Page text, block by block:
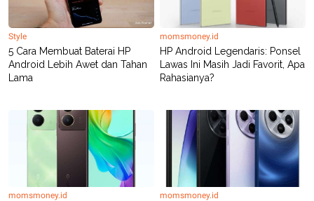
Style
5 Cara Membuat Baterai HP
Android Lebih Awet dan Tahan
Lama
momsmoney.id
HP Android Legendaris: Ponsel
Lawas Ini Masih Jadi Favorit, Apa
Rahasianya?
momsmoney.id momsmoney.id